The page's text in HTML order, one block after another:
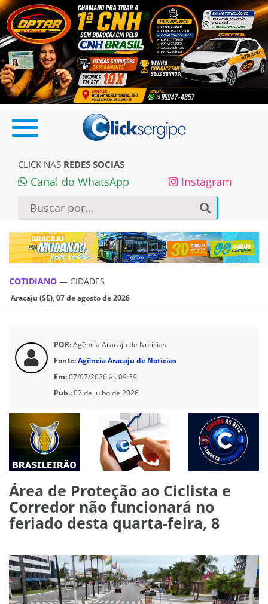
CLICK NAS REDES SOCIAS
Canal do WhatsApp Instagram
COTIDIANO — CIDADES
Aracaju (SE), 07 de agosto de 2026
POR:Agência Aracaju de Notícias
Fonte:Agência Aracaju de Notícias
Em:07/07/2026 às 09:39
Pub.:07 de julho de 2026
Área de Proteção ao Ciclista e
Corredor não funcionará no
feriado desta quarta-feira, 8